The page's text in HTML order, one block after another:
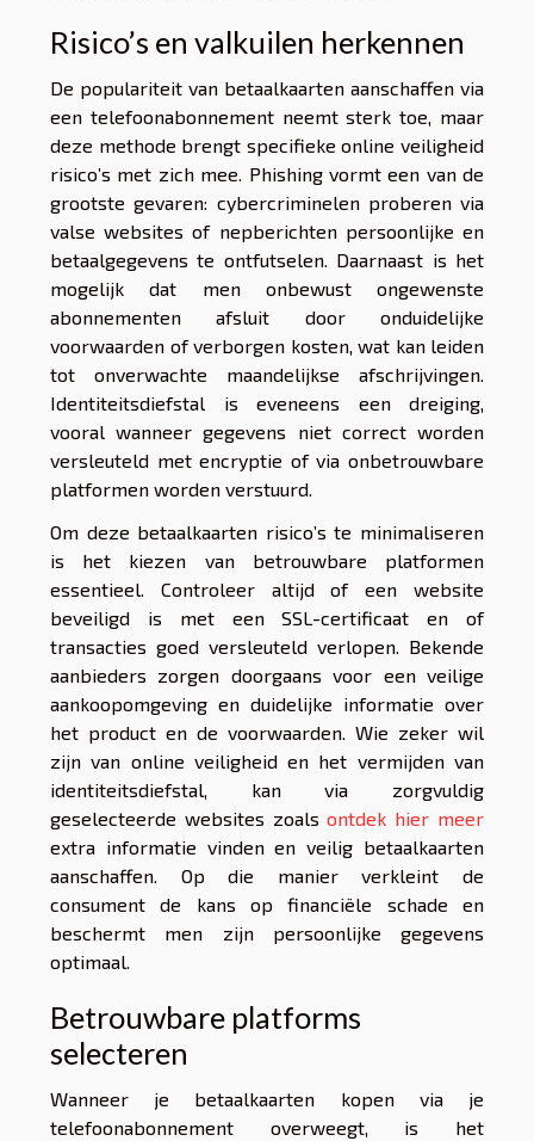
Risico’s en valkuilen herkennen
De populariteit van betaalkaarten aanschaffen via
een telefoonabonnement neemt sterk toe, maar
deze methode brengt specifieke online veiligheid
risico’s met zich mee. Phishing vormt een van de
grootste gevaren: cybercriminelen proberen via
valse websites of nepberichten persoonlijke en
betaalgegevens te ontfutselen. Daarnaast is het
mogelijk dat men onbewust ongewenste
abonnementen afsluit door onduidelijke
voorwaarden of verborgen kosten, wat kan leiden
tot onverwachte maandelijkse afschrijvingen.
Identiteitsdiefstal is eveneens een dreiging,
vooral wanneer gegevens niet correct worden
versleuteld met encryptie of via onbetrouwbare
platformen worden verstuurd.
Om deze betaalkaarten risico’s te minimaliseren
is het kiezen van betrouwbare platformen
essentieel. Controleer altijd of een website
beveiligd is met een SSL-certificaat en of
transacties goed versleuteld verlopen. Bekende
aanbieders zorgen doorgaans voor een veilige
aankoopomgeving en duidelijke informatie over
het product en de voorwaarden. Wie zeker wil
zijn van online veiligheid en het vermijden van
identiteitsdiefstal, kan via zorgvuldig
geselecteerde websites zoalsontdek hier meer
extra informatie vinden en veilig betaalkaarten
aanschaffen. Op die manier verkleint de
consument de kans op financiële schade en
beschermt men zijn persoonlijke gegevens
optimaal.
Betrouwbare platforms
selecteren
Wanneer je betaalkaarten kopen via je
telefoonabonnement overweegt, is het